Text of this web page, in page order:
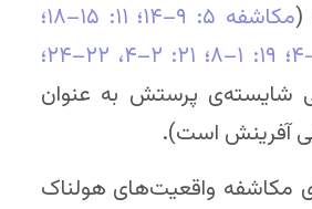
(مکاشفه ۵: ۹–۱۴ ؛ ۱۱: ۱۵–۱۸
؛
؛ ۱۹: ۱–۸ ؛ ۲۱: ۲–۴ ، ۲۲–۲۴
؛
شایسته‌ی پرستش به عنوان
آفرینش است).
مکاشفه واقعیت‌های هولناک